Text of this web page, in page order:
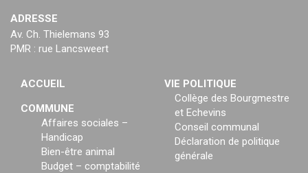
ADRESSE
Av. Ch. Thielemans 93
PMR : rue Lancsweert
ACCUEIL
COMMUNE
Affaires sociales –
Handicap
Bien-être animal
Budget – comptabilité
VIE POLITIQUE
Collège des Bourgmestre
et Echevins
Conseil communal
Déclaration de politique
générale